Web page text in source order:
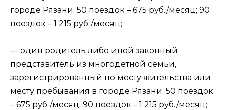
городе Рязани: 50 поездок – 675 руб./месяц; 90
поездок – 1 215 руб./месяц;
— один родитель либо иной законный
представитель из многодетной семьи,
зарегистрированный по месту жительства или
месту пребывания в городе Рязани: 50 поездок
– 675 руб./месяц; 90 поездок – 1 215 руб./месяц;